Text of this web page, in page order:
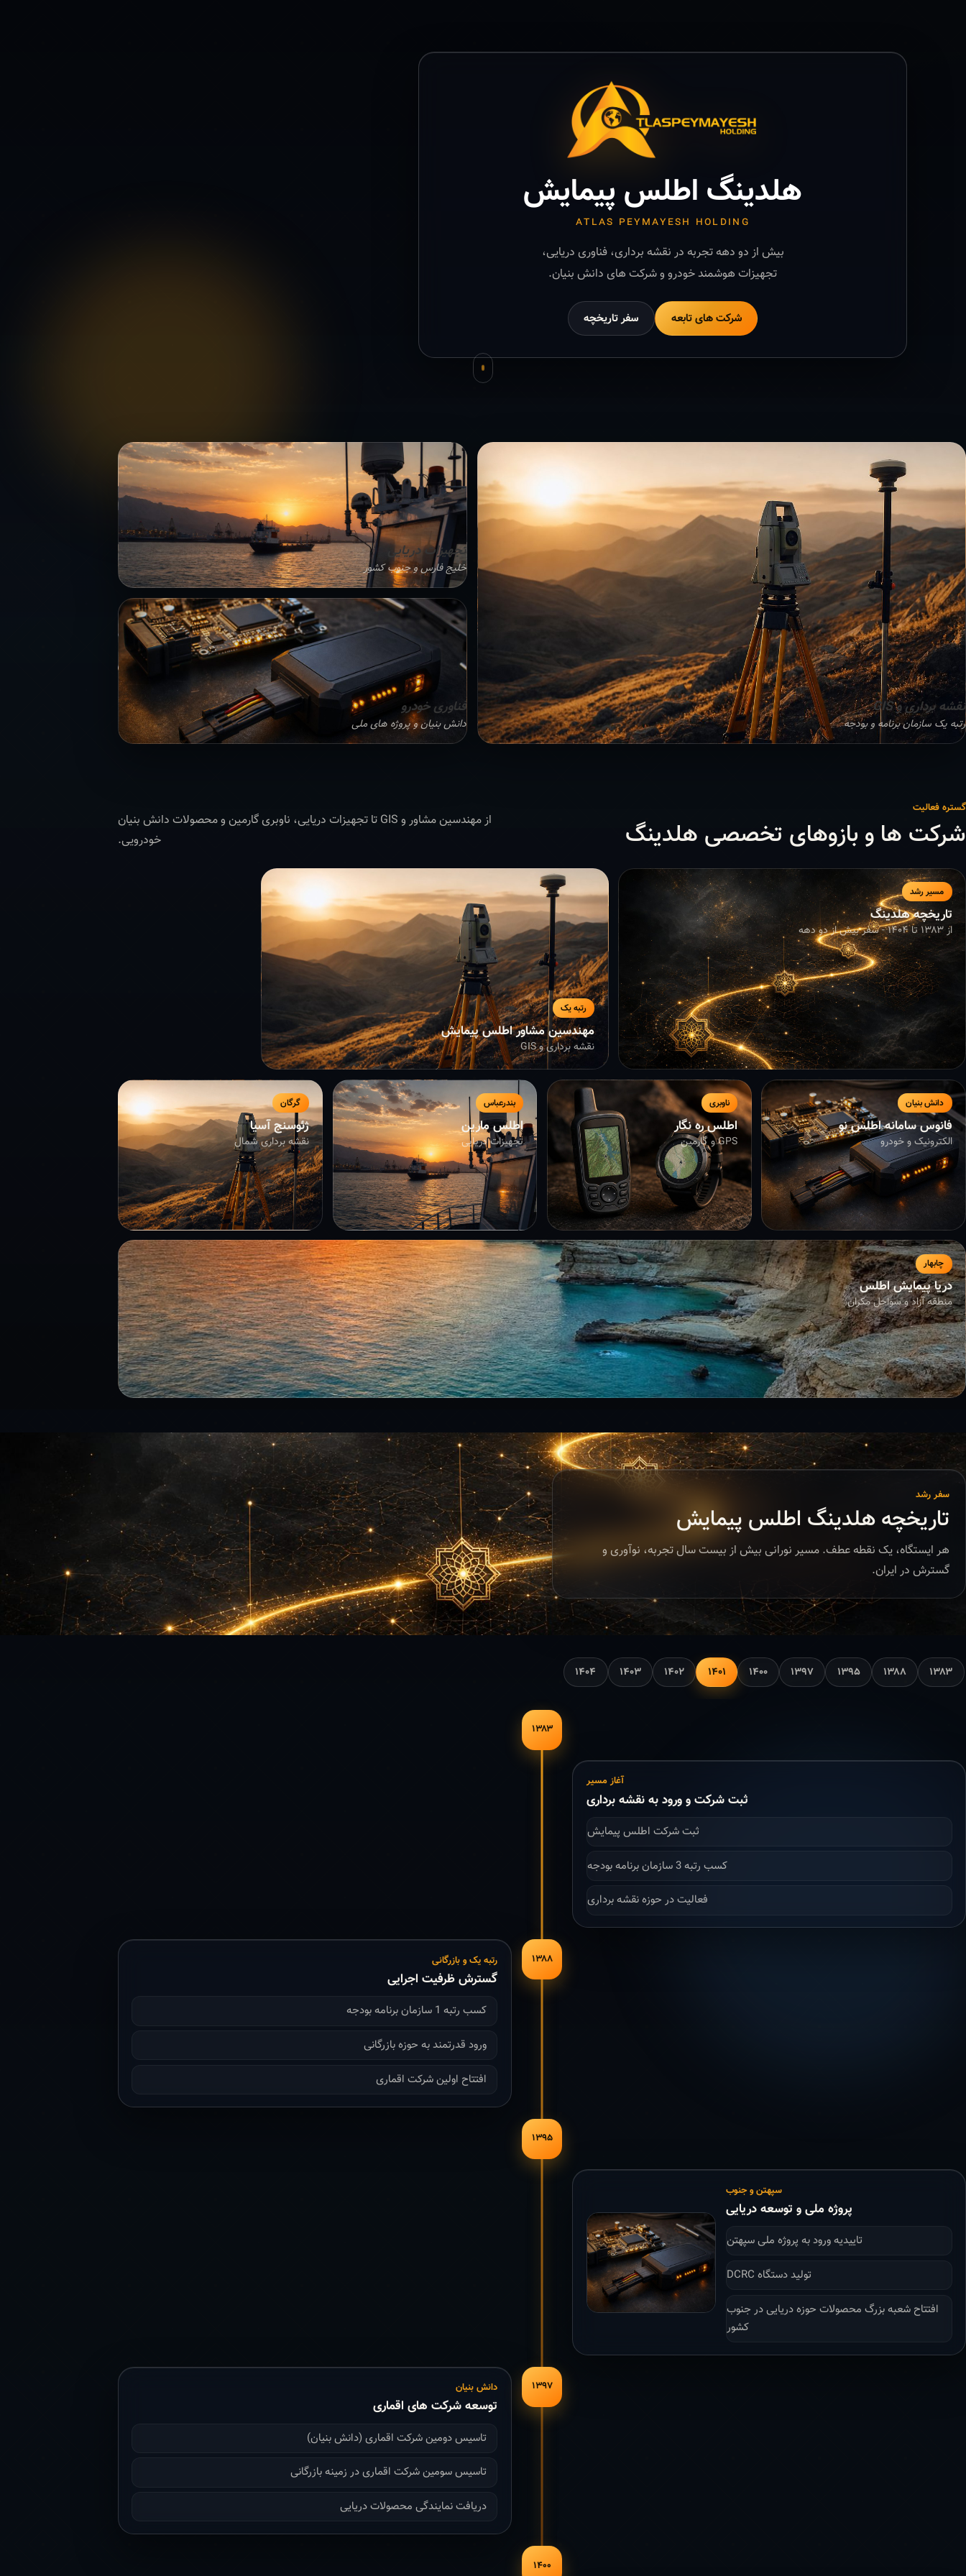
هلدینگ اطلس پیمایش
ATLAS PEYMAYESH HOLDING
بیش از دو دهه تجربه در نقشه برداری، فناوری دریایی،
تجهیزات هوشمند خودرو و شرکت های دانش بنیان.
شرکت های تابعه سفر تاریخچه
نقشه برداری و GIS
رتبه یک سازمان برنامه و بودجه
تجهیزات دریایی
خلیج فارس و جنوب کشور
فناوری خودرو
دانش بنیان و پروژه های ملی
گستره فعالیت
شرکت ها و بازوهای تخصصی هلدینگ
از مهندسین مشاور و GIS تا تجهیزات دریایی، ناوبری گارمین و محصولات دانش بنیان
خودرویی.
مسیر رشد
تاریخچه هلدینگ
از ۱۳۸۳ تا ۱۴۰۴ - سفر بیش از دو دهه
رتبه یک
مهندسین مشاور اطلس پیمایش
نقشه برداری و GIS
دانش بنیان
فانوس سامانه اطلس نو
الکترونیک و خودرو
ناوبری
اطلس ره نگار
GPS و گارمین
بندرعباس
اطلس مارین
تجهیزات دریایی
گرگان
ژئوسنج آسیا
نقشه برداری شمال
چابهار
دریا پیمایش اطلس
منطقه آزاد و سواحل مکران
سفر رشد
تاریخچه هلدینگ اطلس پیمایش
هر ایستگاه، یک نقطه عطف. مسیر نورانی بیش از بیست سال تجربه، نوآوری و
گسترش در ایران.
۱۳۸۳ ۱۳۸۸ ۱۳۹۵ ۱۳۹۷ ۱۴۰۰ ۱۴۰۱ ۱۴۰۲ ۱۴۰۳ ۱۴۰۴
۱۳۸۳
آغاز مسیر
ثبت شرکت و ورود به نقشه برداری
ثبت شرکت اطلس پیمایش
کسب رتبه 3 سازمان برنامه بودجه
فعالیت در حوزه نقشه برداری
۱۳۸۸ رتبه یک و بازرگانی
گسترش ظرفیت اجرایی
کسب رتبه 1 سازمان برنامه بودجه
ورود قدرتمند به حوزه بازرگانی
افتتاح اولین شرکت اقماری
۱۳۹۵
سپهتن و جنوب
پروژه ملی و توسعه دریایی
تاییدیه ورود به پروژه ملی سپهتن
تولید دستگاه DCRC
افتتاح شعبه بزرگ محصولات حوزه دریایی در جنوب
کشور
۱۳۹۷ دانش بنیان
توسعه شرکت های اقماری
تاسیس دومین شرکت اقماری (دانش بنیان)
تاسیس سومین شرکت اقماری در زمینه بازرگانی
دریافت نمایندگی محصولات دریایی
۱۴۰۰